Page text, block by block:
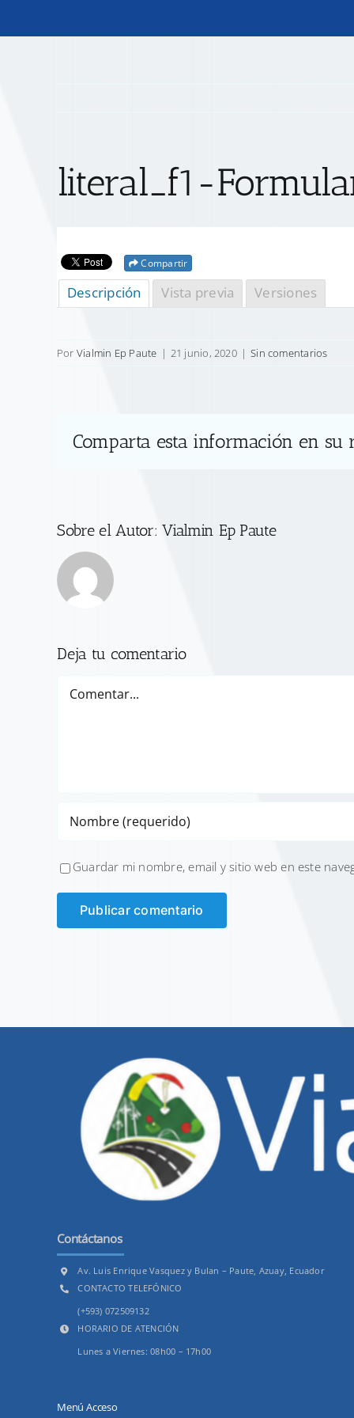
literal_f1-
Compartir
Descripción Vista previa Versiones
Por Vialmin Ep Paute | 21 junio, 2020 | Sin comentarios
Comparta esta información en su
Sobre el Autor:Vialmin Ep Paute
Deja tu comentario
Guardar mi nombre, email y sitio web en este
Contáctanos
Av. Luis Enrique Vasquez y Bulan – Paute, Azuay, Ecuador
CONTACTO TELEFÓNICO
(+593) 072509132
HORARIO DE ATENCIÓN
Lunes a Viernes: 08h00 – 17h00
Menú Acceso